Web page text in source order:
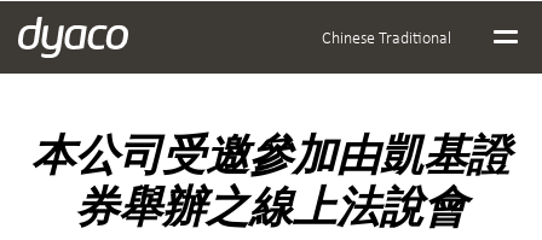
Chinese Traditional
本公司受邀參加由凱基證
券舉辦之線上法說會